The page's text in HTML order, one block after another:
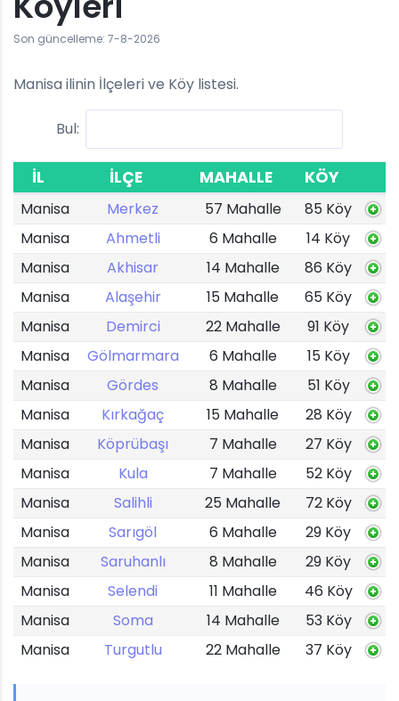
Son güncelleme: 7-8-2026
Manisa ilinin İlçeleri ve Köy listesi.
Bul:
İL İLÇE MAHALLE KÖY
Manisa Merkez 57 Mahalle
85 Köy
Manisa
Ahmetli 6 Mahalle
14 Köy
Manisa
Akhisar 14 Mahalle
86 Köy
Manisa
Alaşehir 15 Mahalle
65 Köy
Manisa
Demirci 22 Mahalle
91 Köy
Manisa
Gölmarmara 6 Mahalle
15 Köy
Manisa
Gördes 8 Mahalle
51 Köy
Manisa
Kırkağaç 15 Mahalle
28 Köy
Manisa
Köprübaşı 7 Mahalle
27 Köy
Manisa
Kula 7 Mahalle
52 Köy
Manisa
Salihli 25 Mahalle
72 Köy
Manisa
Sarıgöl 6 Mahalle
29 Köy
Manisa
Saruhanlı 8 Mahalle
29 Köy
Manisa
Selendi 11 Mahalle
46 Köy
Manisa
Soma 14 Mahalle
53 Köy
Manisa
Turgutlu 22 Mahalle 37 Köy